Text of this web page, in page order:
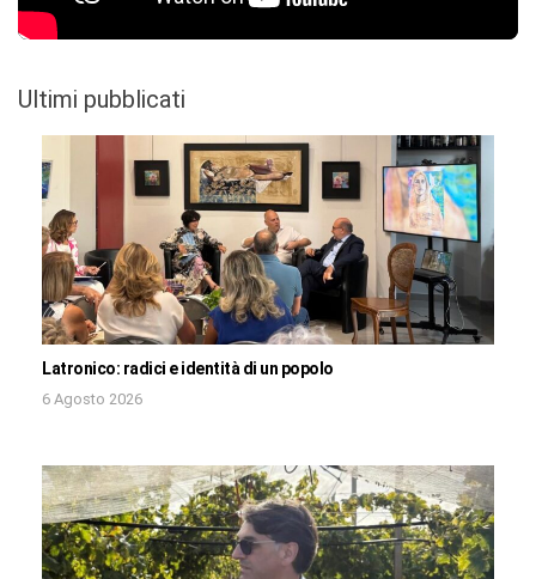
Ultimi pubblicati
Latronico: radici e identità di un popolo
6 Agosto 2026